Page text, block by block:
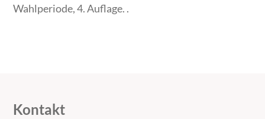
Wahlperiode, 4. Auflage. .
Kontakt